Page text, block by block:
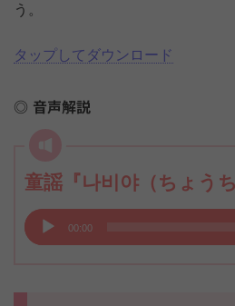
う。
タップしてダウンロード
音声解説
童謡『나비야（ちょうち
音
声
00:00